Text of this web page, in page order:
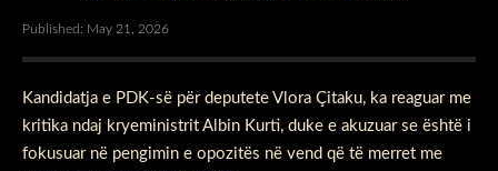
Published: May 21, 2026
Kandidatja e PDK-së për deputete Vlora Çitaku, ka reaguar me
kritika ndaj kryeministrit Albin Kurti, duke e akuzuar se është i
fokusuar në pengimin e opozitës në vend që të merret me